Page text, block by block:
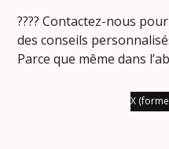
???? Contactez-nous
des conseils
Parce que même dans
X